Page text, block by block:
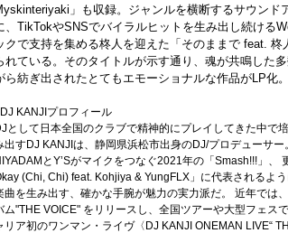
」も収録。ジャンルを横断するサウン
、TikTokやSNSでバイラルヒットを生み出し続ける
クで支持を集める柊人を迎えた「そのままで feat.
れている。そのタイトルが示す通り、魂が共鳴した
ら紡ぎ出されたとてもエモーショナルな作品がLP化。
KANJIプロフィール
として日本全国のクラブで精神的にプレイしてきた中で
出すDJ KANJIは、静岡県浜松市出身のDJ/プロデューサ
とY’Sがマイクをつなぐ2021年の「Smash!!!」
(Chi, Chi) feat. Kohjiya & YungFLX」に代表されるよ
曲を生み出す、確かな手腕が魅力の実力派だ。 近年では
ム"THE VOICE" をリリースし、全国ツアーや大型フェス
リア初のワンマン・ライヴ〈DJ KANJI ONEMAN LIVE“